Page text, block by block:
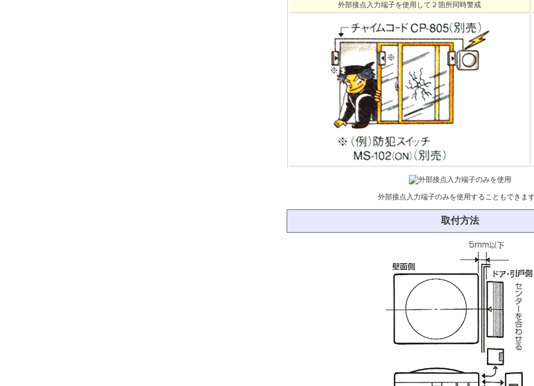
外部接点入力端子を使用して２箇所同時警戒
外部接点入力端子のみを使用することもできま
取付方法